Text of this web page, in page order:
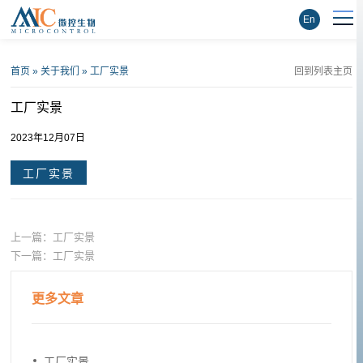
En
首页 »关于我们 »工厂实景 回到列表主页
工厂实景
2023年12月07日
工厂实景
上一篇： 工厂实景
下一篇： 工厂实景
更多文章